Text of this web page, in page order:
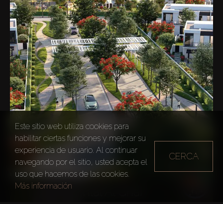
Este sitio web utiliza cookies para
habilitar ciertas funciones y mejorar su
experiencia de usuario. Al continuar
navegando por el sitio, usted acepta el
uso que hacemos de las cookies.
Más información
CERCA